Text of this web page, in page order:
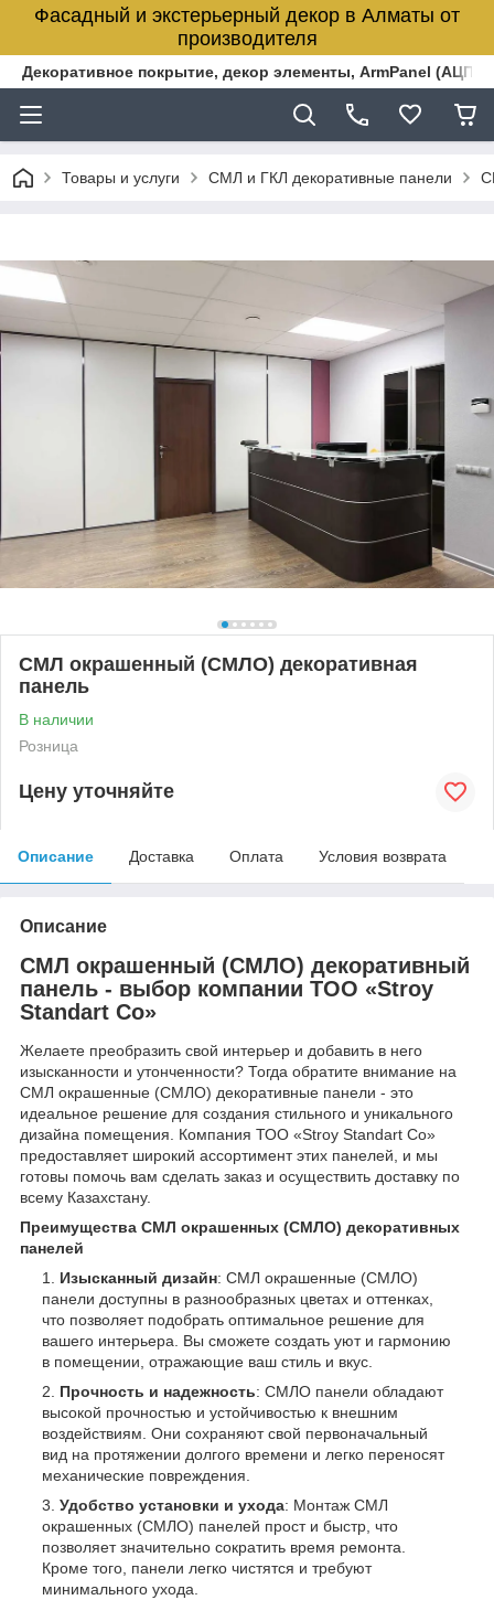
Фасадный и экстерьерный декор в Алматы от
производителя
Декоративное покрытие, декор элементы, ArmPanel
Товары и услуги СМЛ и ГКЛ декоративные панели
СМЛ окрашенный (СМЛО) декоративная
панель
В наличии
Розница
Цену уточняйте
Описание Доставка Оплата Условия возврата
Описание
СМЛ окрашенный (СМЛО) декоративный
панель - выбор компании ТОО «Stroy
Standart Co»
Желаете преобразить свой интерьер и добавить в него
изысканности и утонченности? Тогда обратите внимание на
СМЛ окрашенные (СМЛО) декоративные панели - это
идеальное решение для создания стильного и уникального
дизайна помещения. Компания ТОО «Stroy Standart Co»
предоставляет широкий ассортимент этих панелей, и мы
готовы помочь вам сделать заказ и осуществить доставку по
всему Казахстану.
Преимущества СМЛ окрашенных (СМЛО) декоративных
панелей
Изысканный дизайн: СМЛ окрашенные (СМЛО)
панели доступны в разнообразных цветах и оттенках,
что позволяет подобрать оптимальное решение для
вашего интерьера. Вы сможете создать уют и гармонию
в помещении, отражающие ваш стиль и вкус.
Прочность и надежность: СМЛО панели обладают
высокой прочностью и устойчивостью к внешним
воздействиям. Они сохраняют свой первоначальный
вид на протяжении долгого времени и легко переносят
механические повреждения.
Удобство установки и ухода: Монтаж СМЛ
окрашенных (СМЛО) панелей прост и быстр, что
позволяет значительно сократить время ремонта.
Кроме того, панели легко чистятся и требуют
минимального ухода.